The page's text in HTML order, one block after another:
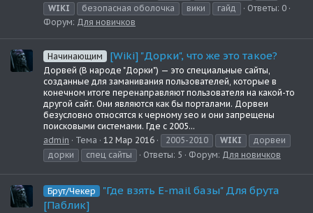
WIKI
безопасная оболочка вики гайд
Ответы: 0
Форум: Для новичков
Начинающим [Wiki] "Дорки", что же это такое?
Дорвей (В народе "Дорки") — это специальные сайты,
созданные для заманивания пользователей, которые в
конечном итоге перенаправляют пользователя на какой-то
другой сайт. Они являются как бы порталами. Дорвеи
безусловно относятся к черному seo и они запрещены
поисковыми системами. Где с 2005...
admin
Тема 12 Мар 2016 2005-2010 WIKI
дорвеи
дорки
спец сайты Ответы: 5 Форум: Для новичков
Брут/Чекер
"Где взять E-mail базы" Для брута
[Паблик]